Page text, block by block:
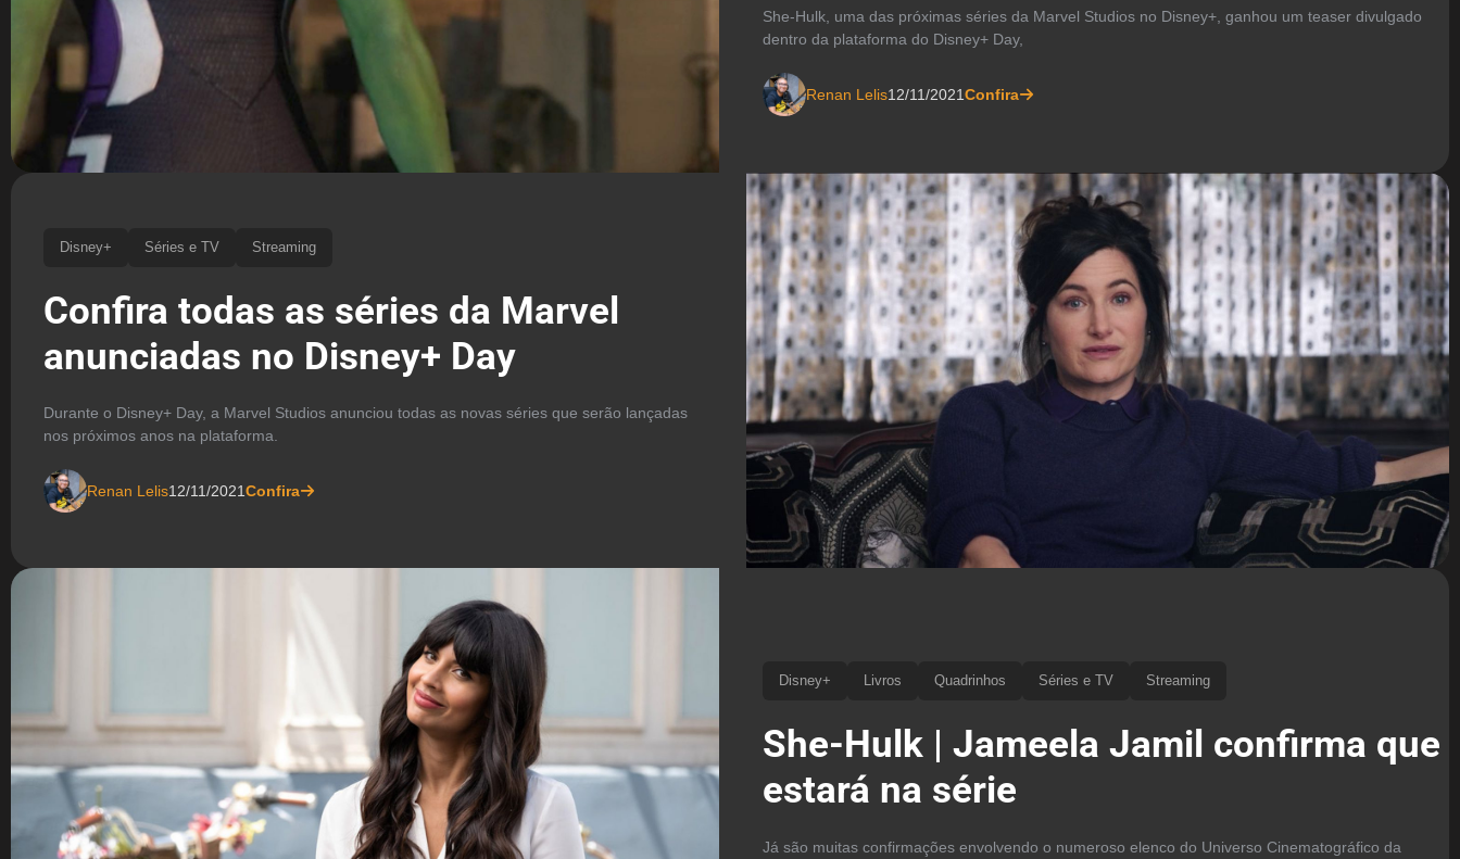
She-Hulk, uma das próximas séries da Marvel Studios no Disney+, ganhou um teaser divulgado
dentro da plataforma do Disney+ Day,
Renan Lelis12/11/2021Confira
Disney+ Séries e TV Streaming
Confira todas as séries da Marvel
anunciadas no Disney+ Day
Durante o Disney+ Day, a Marvel Studios anunciou todas as novas séries que serão lançadas
nos próximos anos na plataforma.
Renan Lelis12/11/2021Confira
Disney+ Livros Quadrinhos Séries e TV Streaming
She-Hulk | Jameela Jamil confirma que
estará na série
Já são muitas confirmações envolvendo o numeroso elenco do Universo Cinematográfico da